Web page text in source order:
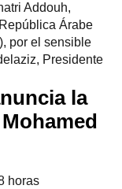
Addouh,
Árabe
por el sensible
Presidente
la
horas‎